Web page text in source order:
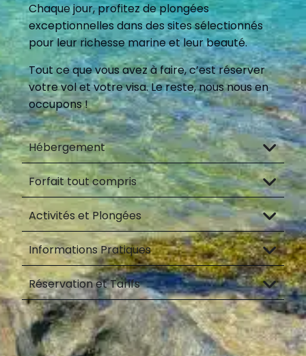
Chaque jour, profitez de plongées
exceptionnelles dans des sites sélectionnés
pour leur richesse marine et leur beauté.
Tout ce que vous avez à faire, c’est réserver
votre vol et votre visa. Le reste, nous nous en
occupons !
Hébergement
Forfait tout compris
Activités et Plongées
Informations Pratiques
Réservation et Tarifs